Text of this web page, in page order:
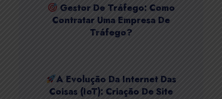
Gestor De Tráfego: Como
Contratar Uma Empresa De
Tráfego?
A Evolução Da Internet Das
Coisas (IoT): Criação De Site